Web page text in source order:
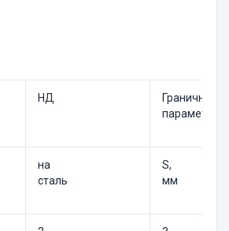
НД
Граничні
параметри
на
сталь
S,
мм